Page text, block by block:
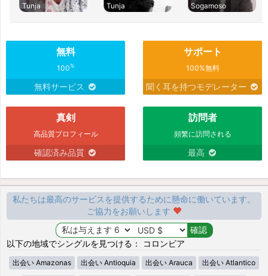
Tunja
Tunja
Sogamoso
無料
100%
無料サービス
サポート
100%無料
聞く耳を持つモデレーター
真剣
高品質プロフィール
確認済み品質
訪問者
頻繁に訪問される
最高
私たちは最高のサービスを提供するために懸命に働いています。
ご協力をお願いします
以下の地域でシングルを見つける： コロンビア
出会い Amazonas 出会い Antioquia 出会い Arauca 出会い Atlantico